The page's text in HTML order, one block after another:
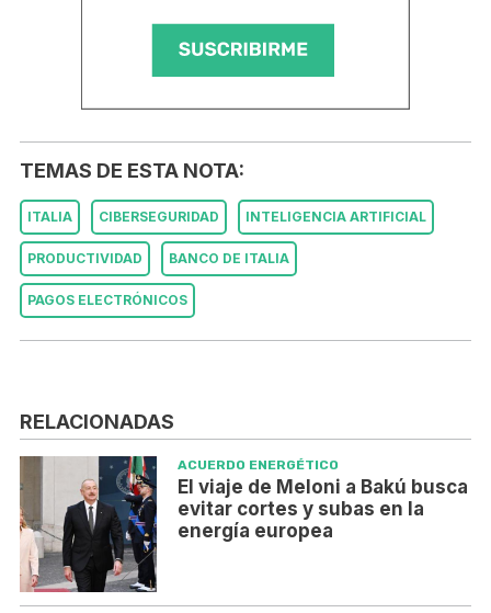
TEMAS DE ESTA NOTA:
ITALIA CIBERSEGURIDAD INTELIGENCIA ARTIFICIAL
PRODUCTIVIDAD BANCO DE ITALIA
PAGOS ELECTRÓNICOS
RELACIONADAS
ACUERDO ENERGÉTICO
El viaje de Meloni a Bakú busca
evitar cortes y subas en la
energía europea